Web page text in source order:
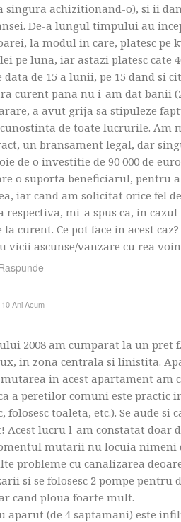
singura achizitionand-o), si ii
De-a lungul timpului au
la modul in care, platesc pe
pe luna, iar astazi platesc cate
de 15 a lunii, pe 15 dand si
curent pana nu i-am dat banii
a avut grija sa stipuleze
de toate lucrurile. Am
un bransament legal, dar
de o investitie de 90 000 de
o suporta beneficiarul, pentru
iar cand am solicitat orice fel
respectiva, mi-a spus ca, in
curent. Ce pot face in acest
vicii ascunse/vanzare cu rea
10 Ani Acum
2008 am cumparat la un pret
in zona centrala si linistita.
in acest apartament am
a peretilor comuni este practic
folosesc toaleta, etc.). Se aude si
Acest lucru l-am constatat doar
mutarii nu locuia nimeni
probleme cu canalizarea
si se folosesc 2 pompe pentru
cand ploua foarte mult.
aparut (de 4 saptamani) este